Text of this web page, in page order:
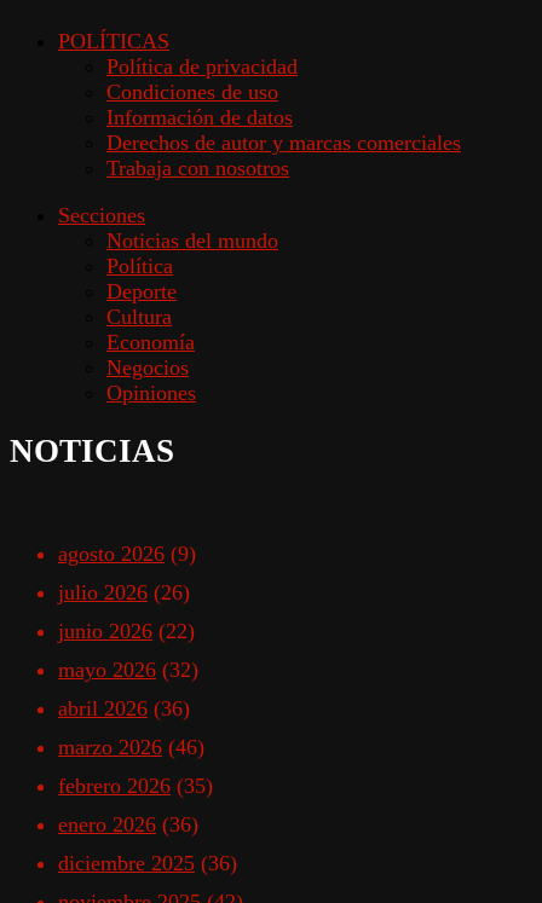
POLÍTICAS
Política de privacidad
Condiciones de uso
Información de datos
Derechos de autor y marcas comerciales
Trabaja con nosotros
Secciones
Noticias del mundo
Política
Deporte
Cultura
Economía
Negocios
Opiniones
NOTICIAS
agosto 2026 (9)
julio 2026 (26)
junio 2026 (22)
mayo 2026 (32)
abril 2026 (36)
marzo 2026 (46)
febrero 2026 (35)
enero 2026 (36)
diciembre 2025 (36)